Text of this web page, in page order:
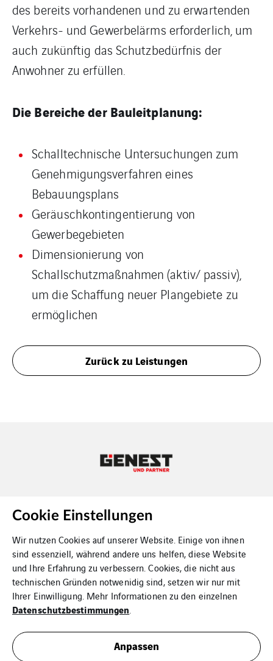
des bereits vorhandenen und zu erwartenden
Verkehrs- und Gewerbelärms erforderlich, um
auch zukünftig das Schutzbedürfnis der
Anwohner zu erfüllen.
Die Bereiche der Bauleitplanung:
Schalltechnische Untersuchungen zum
Genehmigungsverfahren eines
Bebauungsplans
Geräuschkontingentierung von
Gewerbegebieten
Dimensionierung von
Schallschutzmaßnahmen (aktiv/ passiv),
um die Schaffung neuer Plangebiete zu
ermöglichen
Zurück zu Leistungen
Copyright Genest und Partner
Kontakt
Datenschutz
Cookie Einstellungen
Wir nutzen Cookies auf unserer Website. Einige von ihnen
sind essenziell, während andere uns helfen, diese Website
und Ihre Erfahrung zu verbessern. Cookies, die nicht aus
technischen Gründen notwenidig sind, setzen wir nur mit
Ihrer Einwilligung. Mehr Informationen zu den einzelnen
Datenschutzbestimmungen
Anpassen